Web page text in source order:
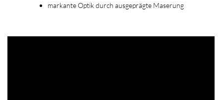
markante Optik durch ausgeprägte Maserung